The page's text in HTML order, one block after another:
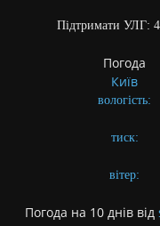
Підтримати УЛГ:
Погода
Київ
вологість:
тиск:
вітер:
Погода на 10 днів від